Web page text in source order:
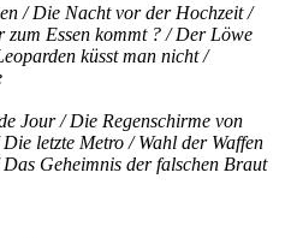
/ Die Nacht vor der Hochzeit /
zum Essen kommt ? / Der Löwe
küsst man nicht /
Jour / Die Regenschirme von
letzte Metro / Wahl der Waffen
Geheimnis der falschen Braut